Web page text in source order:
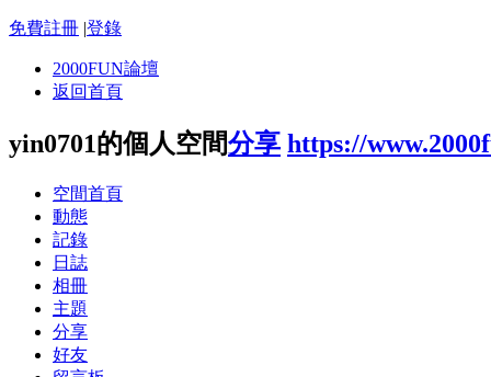
免費註冊 |登錄
2000FUN論壇
返回首頁
yin0701的個人空間分享 https://
空間首頁
動態
記錄
日誌
相冊
主題
分享
好友